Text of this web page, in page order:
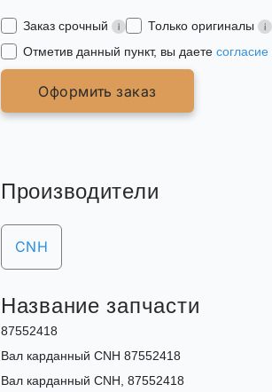
Заказ срочный
Только оригиналы
Отметив данный пункт, вы даете согласие
Оформить заказ
Производители
CNH
Название запчасти
87552418
Вал карданный CNH 87552418
Вал карданный CNH, 87552418